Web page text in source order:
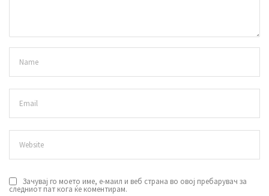
Зачувај го моето име, е-маил и веб страна во овој пребарувач за
следниот пат кога ќе коментирам.